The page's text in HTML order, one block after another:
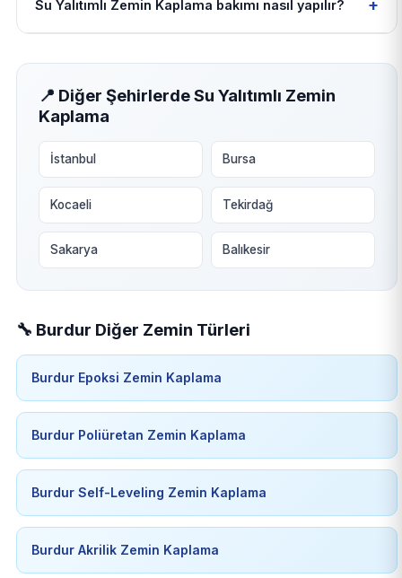
Su Yalıtımlı Zemin Kaplama bakımı nasıl yapılır? +
📍 Diğer Şehirlerde Su Yalıtımlı Zemin
Kaplama
İstanbul Bursa
Kocaeli Tekirdağ
Sakarya Balıkesir
🔧 Burdur Diğer Zemin Türleri
Burdur Epoksi Zemin Kaplama
Burdur Poliüretan Zemin Kaplama
Burdur Self-Leveling Zemin Kaplama
Burdur Akrilik Zemin Kaplama